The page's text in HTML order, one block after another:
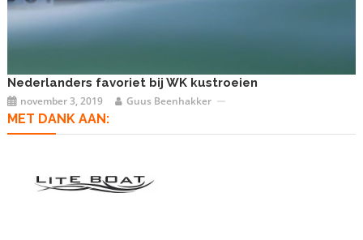
Nederlanders favoriet bij WK kustroeien
november 3, 2019 Guus Beenhakker
MET DANK AAN: